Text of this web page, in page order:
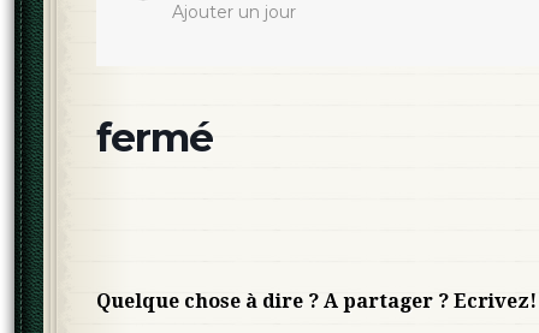
Ajouter un jour
fermé
Quelque chose à dire ? A partager ? Ecrivez!